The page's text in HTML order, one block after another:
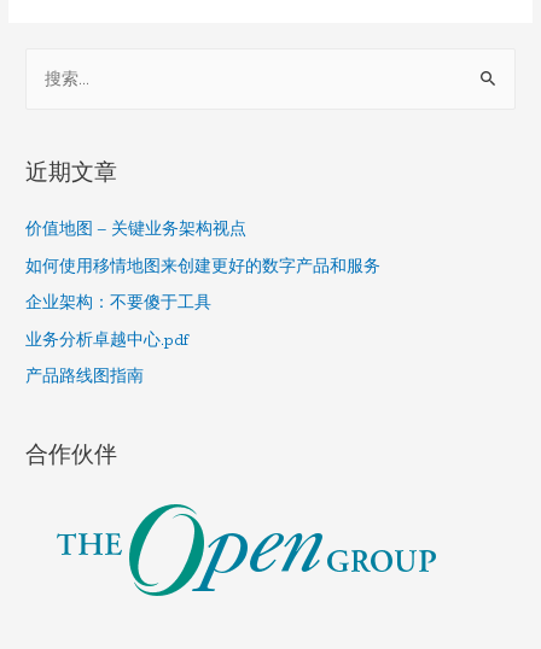
r
h
f
o
近期文章
价值地图 – 关键业务架构视点
如何使用移情地图来创建更好的数字产品和服务
企业架构：不要傻于工具
业务分析卓越中心.pdf
产品路线图指南
合作伙伴